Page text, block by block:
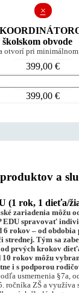
×
obvode
otvorí pri
399,00 €
399,00 €
a
(1 rok, 1 dieťa/
zariadenia môžu
EDU spravovať
6 rokov – od obdobia
strednej. Tým sa
prvých krokov
rokov môžu
i s podporou
usmernenia §7a,
ročníka ZŠ a využíva